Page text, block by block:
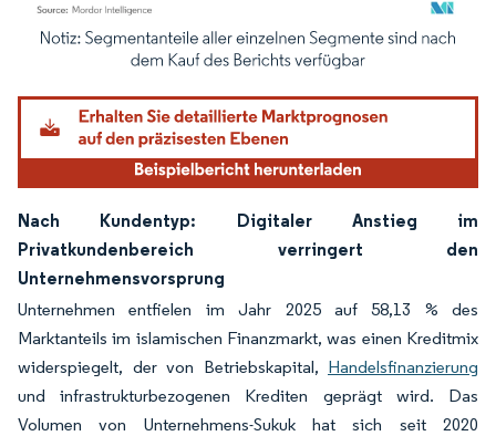
Bild © Mordor Intelligence. Wiederverwendung erfordert Namensnennung
Nach Kundentyp: Digitaler Anstieg im
Privatkundenbereich verringert den
Unternehmensvorsprung
Unternehmen entfielen im Jahr 2025 auf 58,13 % des
Marktanteils im islamischen Finanzmarkt, was einen Kreditmix
widerspiegelt, der von Betriebskapital, Handelsfinanzierung
und infrastrukturbezogenen Krediten geprägt wird. Das
Volumen von Unternehmens-Sukuk hat sich seit 2020